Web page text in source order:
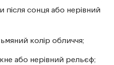
після сонця або нерівний
колір обличчя;
або нерівний рельєф;